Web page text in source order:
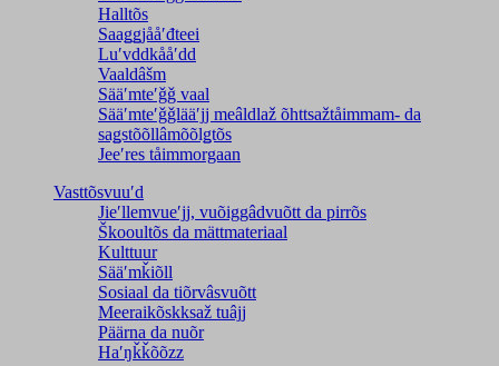
Halltõs
Saaǥǥjååʹđteei
Luʹvddkååʹdd
Vaaldâšm
Sääʹmteʹǧǧ vaal
Sääʹmteʹǧǧlääʹjj meâldlaž õhttsažtåimmam- da
saǥstõõllâmõõlǥtõs
Jeeʹres tåimmorgaan
Vasttõsvuuʹd
Jieʹllemvueʹjj, vuõiggâdvuõtt da pirrõs
Škooultõs da mättmateriaal
Kulttuur
Sääʹmǩiõll
Sosiaal da tiõrvâsvuõtt
Meeraikõskksaž tuâjj
Päärna da nuõr
Haʹŋǩǩõõzz